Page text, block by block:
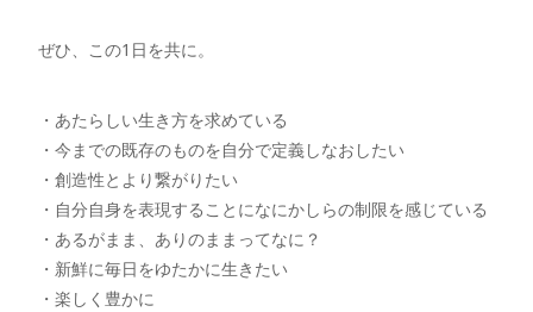
ぜひ、この1日を共に。
・あたらしい生き方を求めている
・今までの既存のものを自分で定義しなおしたい
・創造性とより繋がりたい
・自分自身を表現することになにかしらの制限を感じている
・あるがまま、ありのままってなに？
・新鮮に毎日をゆたかに生きたい
・楽しく豊かに